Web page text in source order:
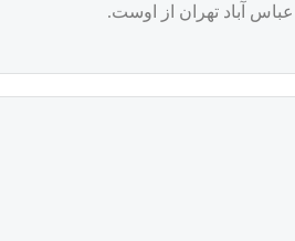
آباد تهران از اوست.